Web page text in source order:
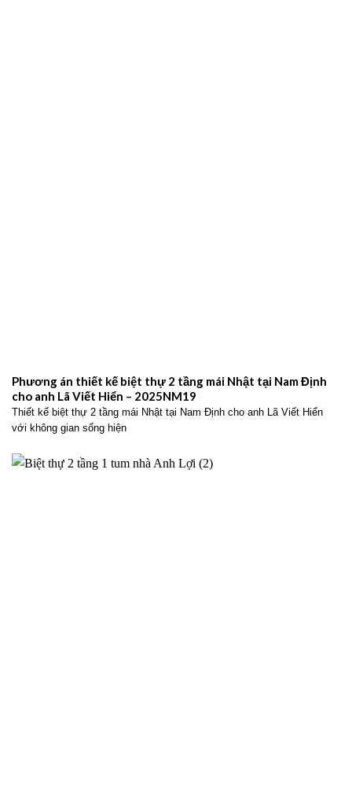
Phương án thiết kế biệt thự 2 tầng mái Nhật tại Nam Định
cho anh Lã Viết Hiển – 2025NM19
Thiết kế biệt thự 2 tầng mái Nhật tại Nam Định cho anh Lã Viết Hiển
với không gian sống hiện